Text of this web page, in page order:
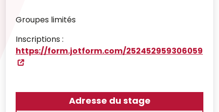
Groupes limités
Inscriptions :
https://form.jotform.com/252452959306059
Adresse du stage